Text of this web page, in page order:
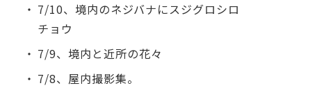
7/10、境内のネジバナにスジグロシロ
チョウ
7/9、境内と近所の花々
7/8、屋内撮影集。